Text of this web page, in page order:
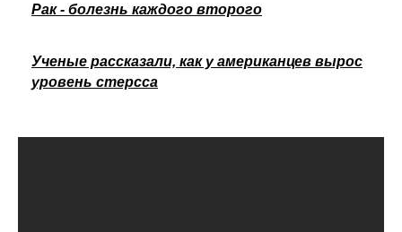
Рак - болезнь каждого второго
Ученые рассказали, как у американцев вырос
уровень стерсса